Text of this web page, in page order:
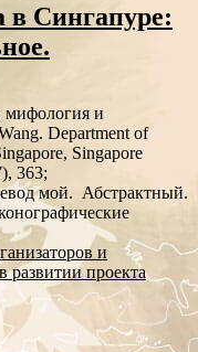
в Сингапуре:
мифология и
Department of
Singapore
363;
мой. Абстрактный.
и
развитии проекта